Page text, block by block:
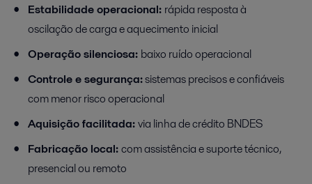
Estabilidade operacional: rápida resposta à
oscilação de carga e aquecimento inicial
Operação silenciosa: baixo ruído operacional
Controle e segurança:sistemas precisos e confiáveis
com menor risco operacional
Aquisição facilitada:via linha de crédito BNDES
Fabricação local:com assistência e suporte técnico,
presencial ou remoto